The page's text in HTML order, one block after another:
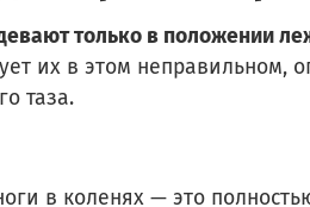
только в положении
их в этом
таза.
в коленях — это